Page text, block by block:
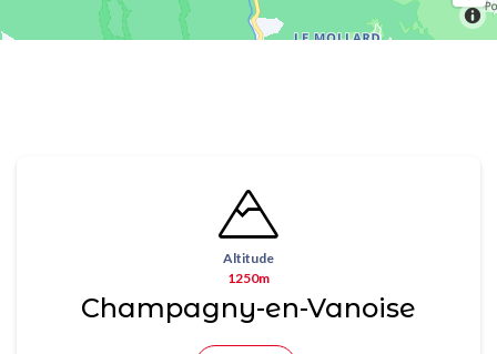
Altitude
1250m
Champagny-en-Vanoise